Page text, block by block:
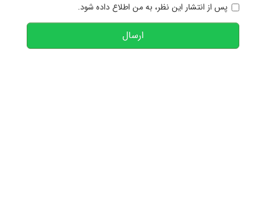
پس از انتشار این نظر، به من اطلاع داده شود.
ارسال